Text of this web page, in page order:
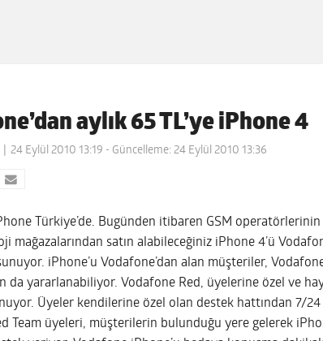
aylık 65 TL’ye iPhone 4
24 Eylül 2010 13:19 - Güncelleme: 24 Eylül 2010 13:36
Türkiye’de. Bugünden itibaren GSM operatörlerinin
mağazalarından satın alabileceğiniz iPhone 4’ü
iPhone’u Vodafone’dan alan müşteriler,
da yararlanabiliyor. Vodafone Red, üyelerine özel ve
Üyeler kendilerine özel olan destek hattından 7/
Team üyeleri, müşterilerin bulunduğu yere gelerek